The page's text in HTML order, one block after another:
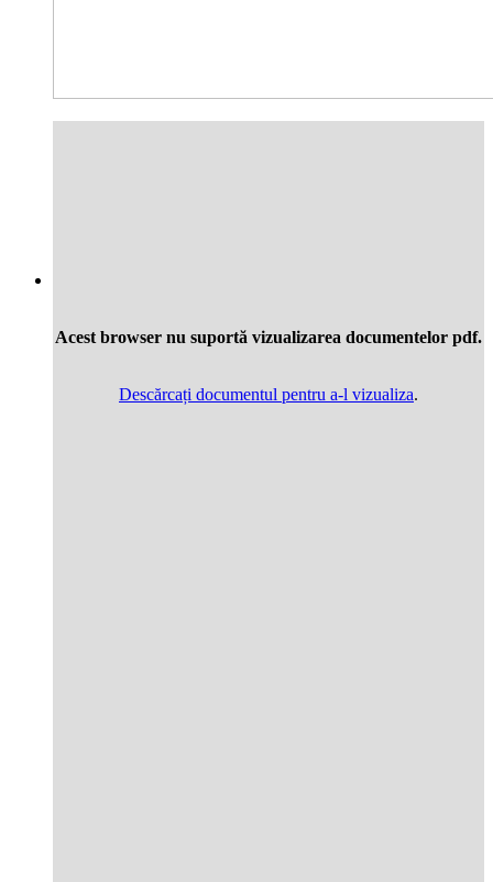
Acest browser nu suportă vizualizarea documentelor pdf.
Descărcați documentul pentru a-l vizualiza.